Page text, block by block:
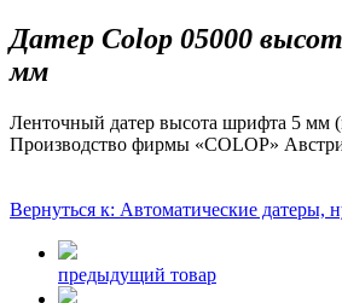
Датер Colop 05000
мм
Ленточный датер высота шрифта 5 мм
Производство фирмы «COLOP»
Вернуться к: Автоматические датеры,
предыдущий товар